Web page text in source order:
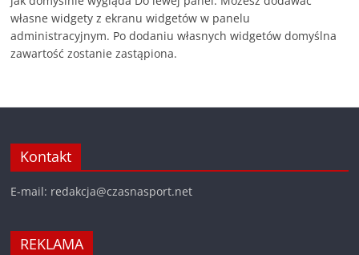
własne widgety z ekranu widgetów w panelu
administracyjnym. Po dodaniu własnych widgetów domyślna
zawartość zostanie zastąpiona.
Kontakt
E-mail: redakcja@czasnasport.net
REKLAMA